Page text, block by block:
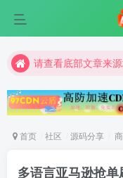
请查看底部文章来源地址！本站所有
请查看底部文章来源地址！本站所有
请查看底部文章来源地址！本站所有
首页 社区 源码分享
多语言亚马逊抢